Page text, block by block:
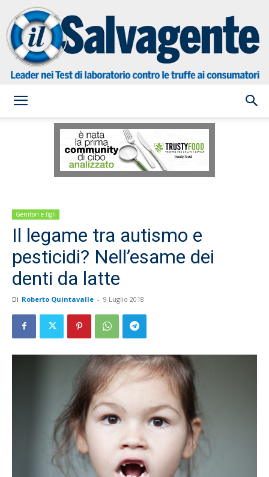
Salvagente
Genitori e figli
Il legame tra autismo e
pesticidi? Nell’esame dei
denti da latte
Di Roberto Quintavalle - 9 Luglio 2018